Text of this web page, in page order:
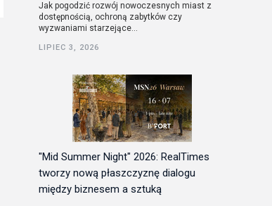
Jak pogodzić rozwój nowoczesnych miast z
dostępnością, ochroną zabytków czy
wyzwaniami starzejące...
LIPIEC 3, 2026
"Mid Summer Night" 2026: RealTimes
tworzy nową płaszczyznę dialogu
między biznesem a sztuką